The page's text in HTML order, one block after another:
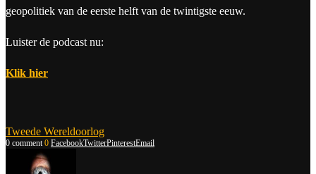
geopolitiek van de eerste helft van de twintigste eeuw.
Luister de podcast nu:
Klik hier
Tweede Wereldoorlog
0 comment 0 FacebookTwitterPinterestEmail